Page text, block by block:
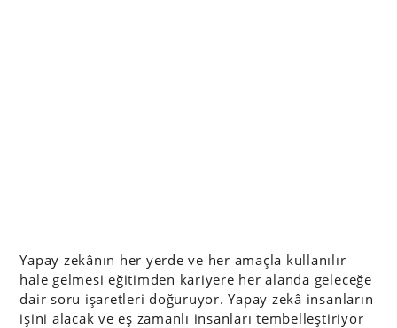
Yapay zekânın her yerde ve her amaçla kullanılır
hale gelmesi eğitimden kariyere her alanda geleceğe
dair soru işaretleri doğuruyor. Yapay zekâ insanların
işini alacak ve eş zamanlı insanları tembelleştiriyor